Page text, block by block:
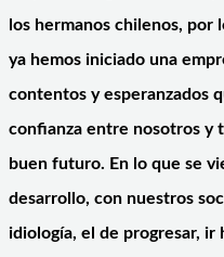
los hermanos chilenos, por
ya hemos iniciado una
contentos y esperanzados
confianza entre nosotros y
buen futuro. En lo que se
desarrollo, con nuestros
idiología, el de progresar, ir